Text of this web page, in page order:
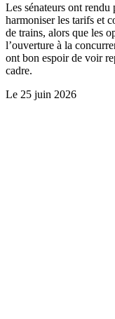
Les sénateurs ont
harmoniser les tarifs et
de trains, alors que les
l’ouverture à la
ont bon espoir de voir
cadre.
Le 25 juin 2026